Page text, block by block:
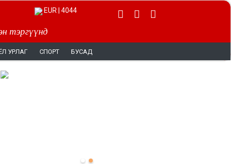
тэргүүнд
EUR | 4044
УРЛАГ СПОРТ БУСАД